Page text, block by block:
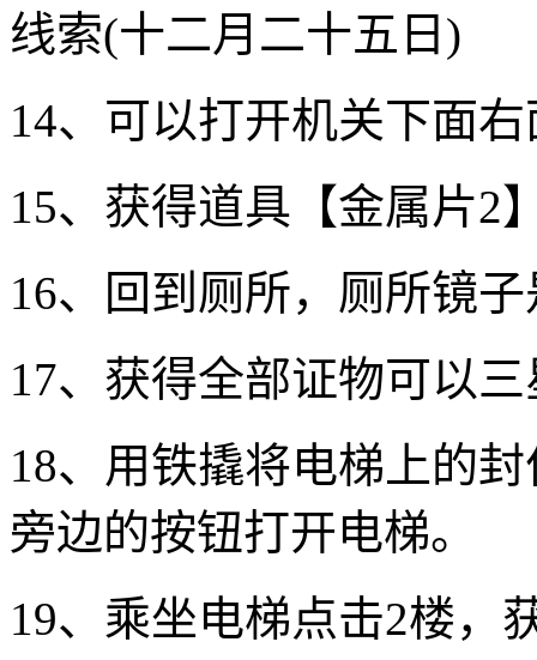
线索(十二月二十五日)
14、可以打开机关下面
15、获得道具【金属片2
16、回到厕所，厕所镜
17、获得全部证物可以
18、用铁撬将电梯上的
旁边的按钮打开电梯。
19、乘坐电梯点击2楼，